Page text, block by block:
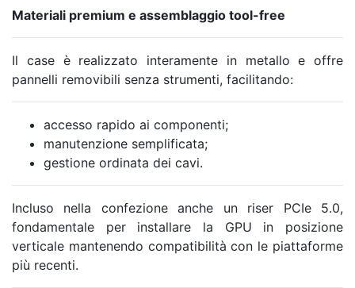
Materiali premium e assemblaggio tool-free
Il case è realizzato interamente in metallo e offre
pannelli removibili senza strumenti, facilitando:
accesso rapido ai componenti;
manutenzione semplificata;
gestione ordinata dei cavi.
Incluso nella confezione anche un riser PCIe 5.0,
fondamentale per installare la GPU in posizione
verticale mantenendo compatibilità con le piattaforme
più recenti.